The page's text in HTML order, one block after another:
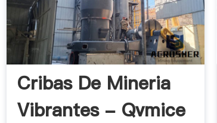
Cribas De Mineria
Vibrantes - Qvmice